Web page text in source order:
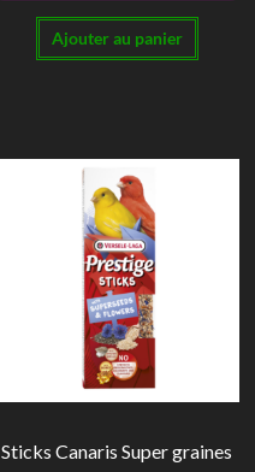
Ajouter au panier
Sticks Canaris Super graines